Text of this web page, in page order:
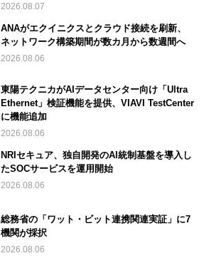
2026.08.07
ANAがエクイニクスとクラウド接続を刷新、
ネットワーク構築期間が数カ月から数週間へ
2026.08.06
東陽テクニカがAIデータセンター向け「Ultra
Ethernet」検証機能を提供、VIAVI TestCenter
に機能追加
2026.08.06
NRIセキュア、独自開発のAI統制基盤を導入し
たSOCサービスを運用開始
2026.08.06
総務省の「ワット・ビット連携関連実証」に7
機関が採択
2026.08.06